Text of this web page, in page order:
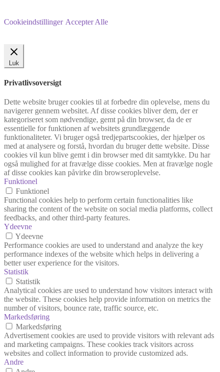
Cookieindstillinger Accepter Alle
Luk
Privatlivsoversigt
Dette website bruger cookies til at forbedre din oplevelse, mens du
navigerer gennem websitet. Af disse cookies bliver dem, der er
kategoriseret som nødvendige, gemt på din browser, da de er
essentielle for funktionen af websitets grundlæggende
funktionaliteter. Vi bruger også tredjepartscookies, der hjælper os
med at analysere og forstå, hvordan du bruger dette website. Disse
cookies vil kun blive gemt i din browser med dit samtykke. Du har
også mulighed for at fravælge disse cookies. Men at fravælge nogle
af disse cookies kan påvirke din browseroplevelse.
Funktionel
Funktionel
Functional cookies help to perform certain functionalities like
sharing the content of the website on social media platforms, collect
feedbacks, and other third-party features.
Ydeevne
Ydeevne
Performance cookies are used to understand and analyze the key
performance indexes of the website which helps in delivering a
better user experience for the visitors.
Statistik
Statistik
Analytical cookies are used to understand how visitors interact with
the website. These cookies help provide information on metrics the
number of visitors, bounce rate, traffic source, etc.
Markedsføring
Markedsføring
Advertisement cookies are used to provide visitors with relevant ads
and marketing campaigns. These cookies track visitors across
websites and collect information to provide customized ads.
Andre